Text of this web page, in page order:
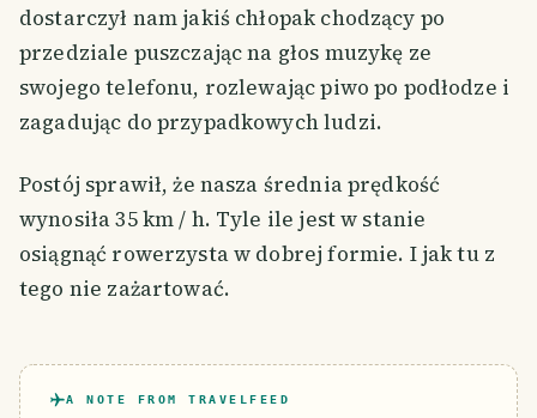
dostarczył nam jakiś chłopak chodzący po
przedziale puszczając na głos muzykę ze
swojego telefonu, rozlewając piwo po podłodze i
zagadując do przypadkowych ludzi.
Postój sprawił, że nasza średnia prędkość
wynosiła 35 km / h. Tyle ile jest w stanie
osiągnąć rowerzysta w dobrej formie. I jak tu z
tego nie zażartować.
A NOTE FROM TRAVELFEED